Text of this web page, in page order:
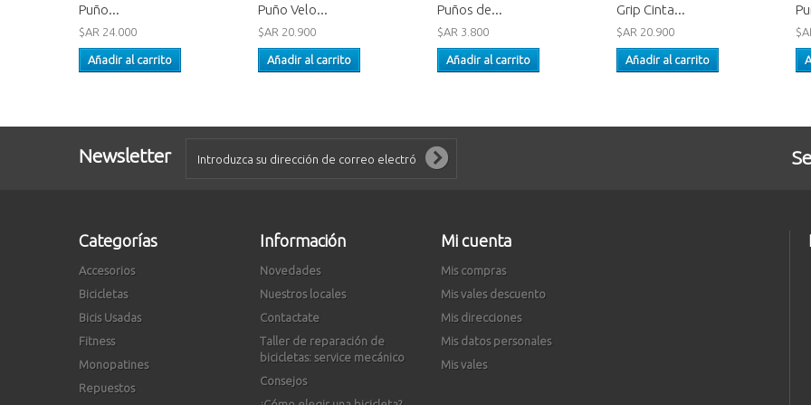
Puño...
$AR 24.000
Añadir al carrito
Puño Velo...
$AR 20.900
Añadir al carrito
Puños de...
$AR 3.800
Añadir al carrito
Grip Cinta...
$AR 20.900
Añadir al carrito
Newsletter
Categorías
Accesorios
Bicicletas
Bicis Usadas
Fitness
Monopatines
Repuestos
Información
Novedades
Nuestros locales
Contactate
Taller de reparación de
bicicletas: service mecánico
Consejos
Mi cuenta
Mis compras
Mis vales descuento
Mis direcciones
Mis datos personales
Mis vales